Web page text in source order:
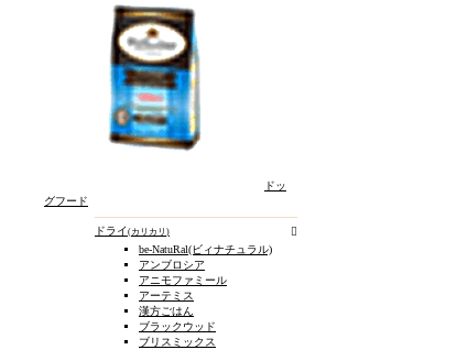
お散歩
ドッ
グフード
ドライ カリカリ
be-NatuRal(ビィナチュラル)
アンブロシア
アニモファミール
アーテミス
漢方ごはん
ブラックウッド
ブリスミックス